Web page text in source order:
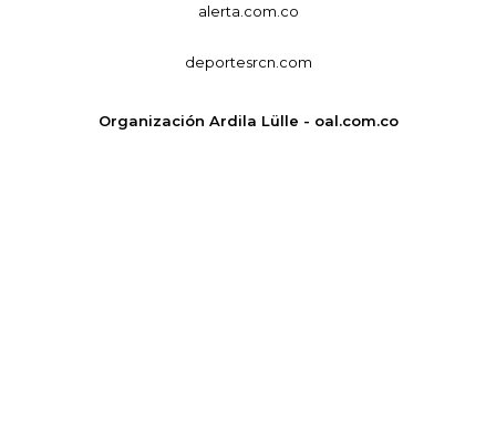
alerta.com.co
deportesrcn.com
Organización Ardila Lülle - oal.com.co